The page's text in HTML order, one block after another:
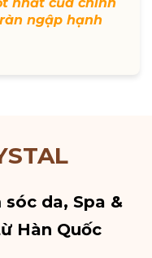
ngập hạnh
da, Spa &
Hàn Quốc